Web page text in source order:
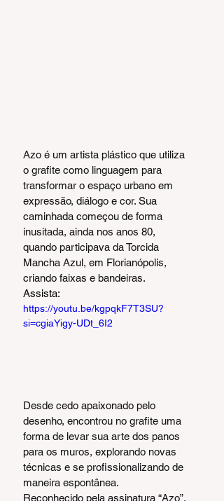
Azo é um artista plástico que utiliza
o grafite como linguagem para
transformar o espaço urbano em
expressão, diálogo e cor. Sua
caminhada começou de forma
inusitada, ainda nos anos 80,
quando participava da Torcida
Mancha Azul, em Florianópolis,
criando faixas e bandeiras.
Assista:
https://youtu.be/kgpqkF7T3SU?
si=cgiaYigy-UDt_6I2
Desde cedo apaixonado pelo
desenho, encontrou no grafite uma
forma de levar sua arte dos panos
para os muros, explorando novas
técnicas e se profissionalizando de
maneira espontânea.
Reconhecido pela assinatura “Azo”,